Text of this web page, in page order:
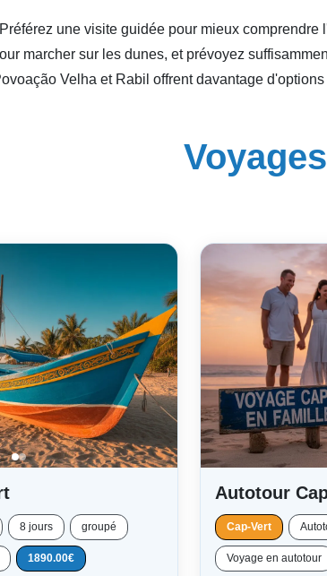
Préférez une visite guidée pour mieux
marcher sur les dunes, et prévoyez
Velha et Rabil offrent davantage
8 jours groupé
1890.00€
Autotour
Cap-Vert
Voyage en autotour